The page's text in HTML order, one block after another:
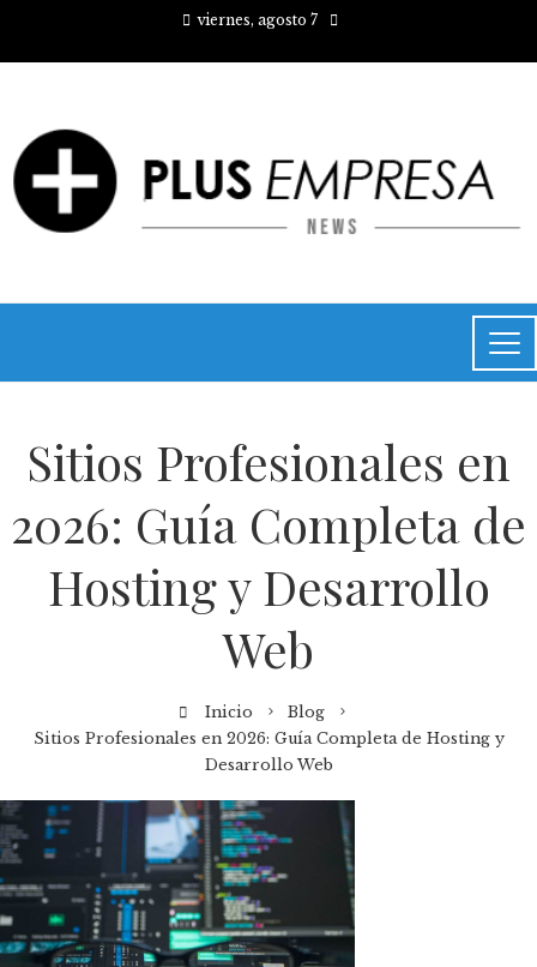
viernes, agosto 7
Sitios Profesionales en
2026: Guía Completa de
Hosting y Desarrollo
Web
Inicio
Blog
Sitios Profesionales en 2026: Guía Completa de Hosting y
Desarrollo Web